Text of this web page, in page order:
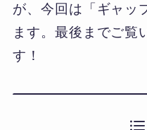
が、今回は「ギャッ
ます。最後までご覧
す！